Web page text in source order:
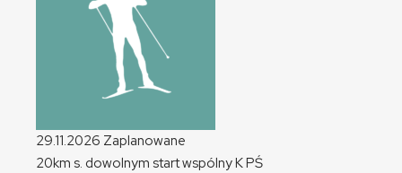
29.11.2026 Zaplanowane
20km s. dowolnym start wspólnyKPŚ